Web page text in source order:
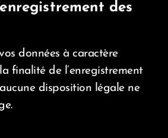
des
données à caractère
finalité de l’enregistrement
disposition légale ne